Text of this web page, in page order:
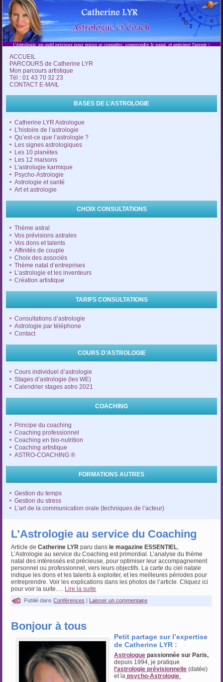
ACCUEIL
PARCOURS de Catherine LYR
Mon parcours artistique
Tél : 01 43 70 32 23
CONTACT E-MAIL
BASES DE L’ASTROLOGIE
Catherine LYR Astrologue
L’histoire de l’astrologie
Qu’est-ce que l’astrologie ?
Les signes astrologiques
Les 10 planètes
Les 12 maisons
L’astrologie karmique
Psycho-Astrologie
Astrologie et santé
Art et astrologie
CHOIX CONSULTATIONS
Thème astral
Vos prévisions astrales
Vos dons et talents
Affinités de couple
Choix des associés
Thème natal d’entreprises
L’astrologie et les inventeurs
Création artistique
TARIFS CONSULTATIONS
Consultations d’astrologie
Astrologie par téléphone
Contact
COURS D’ASTROLOGIE
Cours individuel d’astrologie
Stages d’astrologie (les WE)
Calendrier stages astro 2021
COACHING
Principe du coaching
Coaching professionnel
Coaching en bio-nutrition
Coaching artistique
ASTRO-COACHING ®
FORMATIONS AUTRES
Gestion du temps
Gestion du stress
L’art de la communication orale (techniques de l’acteur)
L’Astrologie au service du Coaching
Article deCatherine LYR paru dans le magazine ESSENTIEL,
L’Astrologie au service du Coaching est primordial. L’analyse du thème
natal des intéressés est précieuse, pour optimiser leur accompagnement
personnel ou professionnel, vers leurs objectifs. La carte du ciel natale
indique les dons et les talents à exploiter, et les meilleures périodes pour
entreprendre. Voir les explications dans les photos de l’article. Cliquez ici
pour voir la suite.… Lire la suite
Publié dans Conférences Laisser un commentaire
Bonjour à tous
Petit partage sur l’expertise
de Catherine LYR :
Astrologue passionnée sur Paris,
depuis 1994, je pratique
l’astrologie prévisionnelle (datée)
et la psycho-Astrologie.